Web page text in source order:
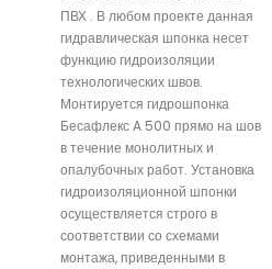
ПВХ . В любом проекте данная
гидравлическая шпонка несет
функцию гидроизоляции
технологических швов.
Монтируется гидрошпонка
Бесафлекс A 500 прямо на шов
в течение монолитных и
опалубочных работ. Установка
гидроизоляционной шпонки
осуществляется строго в
соответствии со схемами
монтажа, приведенными в